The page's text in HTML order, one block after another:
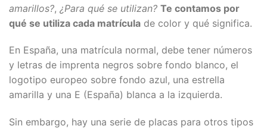
amarillos?, ¿Para qué se utilizan? Te contamos por
qué se utiliza cada matrícula de color y qué significa.
En España, una matrícula normal, debe tener números
y letras de imprenta negros sobre fondo blanco, el
logotipo europeo sobre fondo azul, una estrella
amarilla y una E (España) blanca a la izquierda.
Sin embargo, hay una serie de placas para otros tipos